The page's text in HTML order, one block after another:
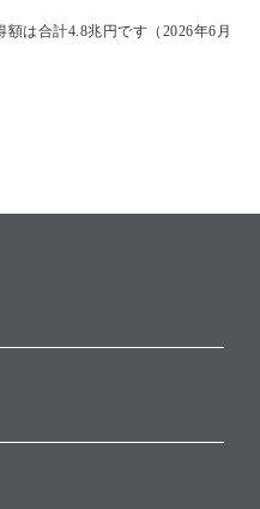
は合計4.8兆円です（2026年6月